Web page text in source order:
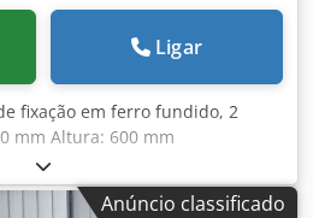
Ligar
fixação em ferro fundido, 2
mm Altura: 600 mm
dos rasgos em T: 38 x
Peso: aprox. 600 kg
Anúncio classificado